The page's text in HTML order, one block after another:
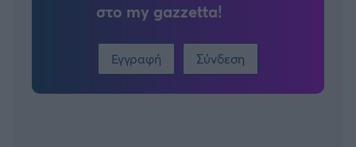
στο my gazzetta!
Εγγραφή Σύνδεση